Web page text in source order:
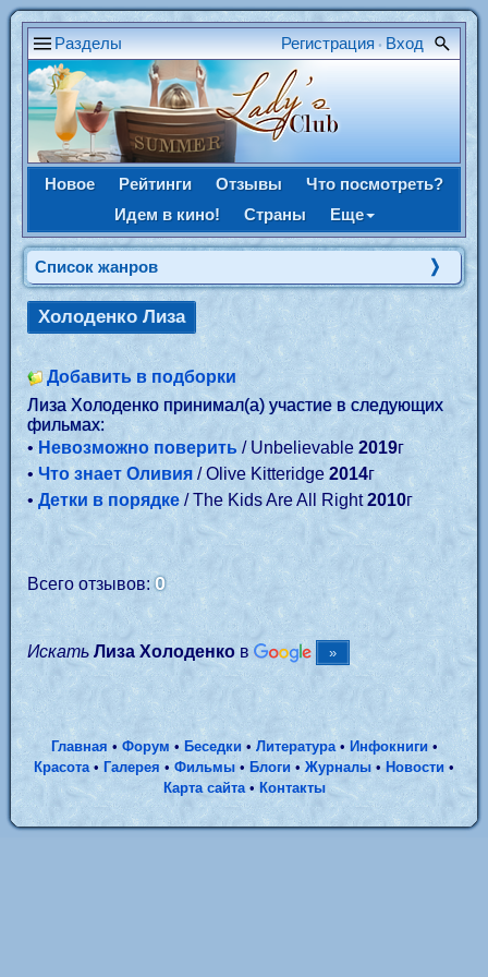
Разделы Регистрация • Вход
Новое Рейтинги Отзывы
Что посмотреть?
Идем в кино!
Страны Еще
Список жанров
Холоденко Лиза
Добавить в подборки
Лиза Холоденко принимал(а) участие в следующих
фильмах:
• Невозможно поверить / Unbelievable2019г
• Что знает Оливия / Olive Kitteridge 2014г
• Детки в порядке / The Kids Are All Right2010г
Всего отзывов:0
Искать Лиза Холоденко в
Главная • Форум • Беседки • Литература• Инфокниги•
Красота• Галерея•Фильмы• Блоги•Журналы • Новости •
Карта сайта• Контакты